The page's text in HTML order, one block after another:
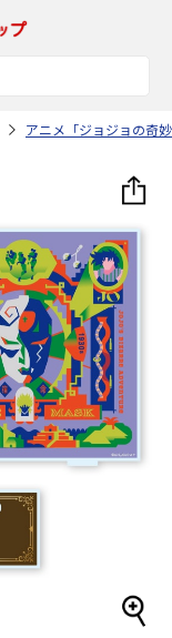
アニメ「ジョジョの奇